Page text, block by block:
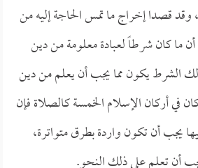
وقد قصدا إخراج ما تمس الحاجة إليه من
ما كان شرطاً لعبادة معلومة من دين
الشرط يكون مما يجب أن يعلم من دين
في أركان الإسلام الخمسة كالصلاة فإن
يجب أن تكون واردة بطرق متواترة،